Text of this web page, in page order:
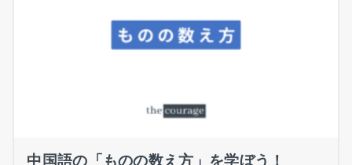
中国語の「ものの数え方」を学ぼう！